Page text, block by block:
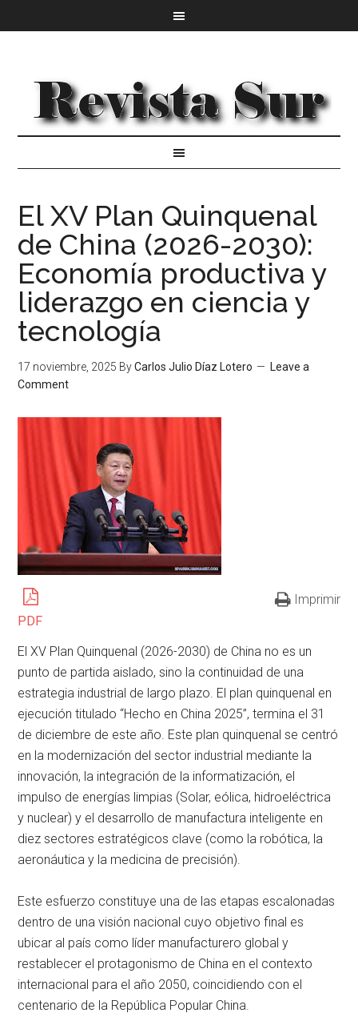
El XV Plan Quinquenal
de China (2026-2030):
Economía productiva y
liderazgo en ciencia y
tecnología
17 noviembre, 2025 ByCarlos Julio Díaz Lotero
Leave a
Comment
PDF
Imprimir
El XV Plan Quinquenal (2026-2030) de China no es un
punto de partida aislado, sino la continuidad de una
estrategia industrial de largo plazo. El plan quinquenal en
ejecución titulado “Hecho en China 2025”, termina el 31
de diciembre de este año. Este plan quinquenal se centró
en la modernización del sector industrial mediante la
innovación, la integración de la informatización, el
impulso de energías limpias (Solar, eólica, hidroeléctrica
y nuclear) y el desarrollo de manufactura inteligente en
diez sectores estratégicos clave (como la robótica, la
aeronáutica y la medicina de precisión).
Este esfuerzo constituye una de las etapas escalonadas
dentro de una visión nacional cuyo objetivo final es
ubicar al país como líder manufacturero global y
restablecer el protagonismo de China en el contexto
internacional para el año 2050, coincidiendo con el
centenario de la República Popular China.